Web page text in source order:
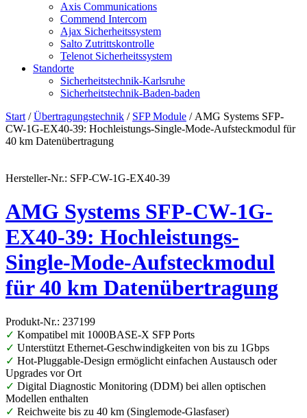
Axis Communications
Commend Intercom
Ajax Sicherheitssystem​
Salto Zutrittskontrolle
Telenot Sicherheitssystem
Standorte
Sicherheitstechnik-Karlsruhe
Sicherheitstechnik-Baden-baden
Start /Übertragungstechnik / SFP Module / AMG Systems SFP-
CW-1G-EX40-39: Hochleistungs-Single-Mode-Aufsteckmodul für
40 km Datenübertragung
Hersteller-Nr.: SFP-CW-1G-EX40-39
AMG Systems SFP-CW-1G-
EX40-39: Hochleistungs-
Single-Mode-Aufsteckmodul
für 40 km Datenübertragung
Produkt-Nr.: 237199
✓ Kompatibel mit 1000BASE-X SFP Ports
✓ Unterstützt Ethernet-Geschwindigkeiten von bis zu 1Gbps
✓ Hot-Pluggable-Design ermöglicht einfachen Austausch oder
Upgrades vor Ort
✓ Digital Diagnostic Monitoring (DDM) bei allen optischen
Modellen enthalten
✓ Reichweite bis zu 40 km (Singlemode-Glasfaser)